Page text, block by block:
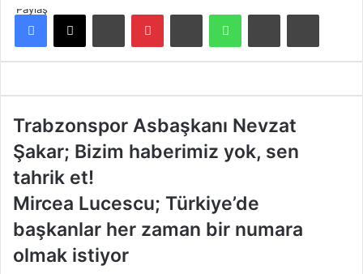
Paylaş
T
a
b
z
o
n
s
p
Trabzonspor Asbaşkanı Nevzat
Şakar; Bizim haberimiz yok, sen
tahrik et!
M
r
c
e
Mircea Lucescu; Türkiye’de
başkanlar her zaman bir numara
olmak istiyor